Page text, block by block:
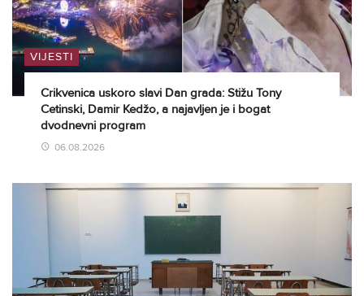
VIJESTI
Crikvenica uskoro slavi Dan grada: Stižu Tony
Cetinski, Damir Kedžo, a najavljen je i bogat
dvodnevni program
06.08.2026